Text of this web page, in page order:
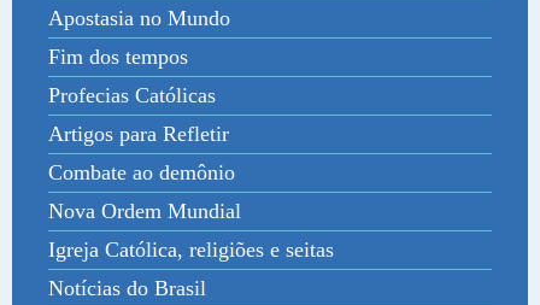
Apostasia no Mundo
Fim dos tempos
Profecias Católicas
Artigos para Refletir
Combate ao demônio
Nova Ordem Mundial
Igreja Católica, religiões e seitas
Notícias do Brasil